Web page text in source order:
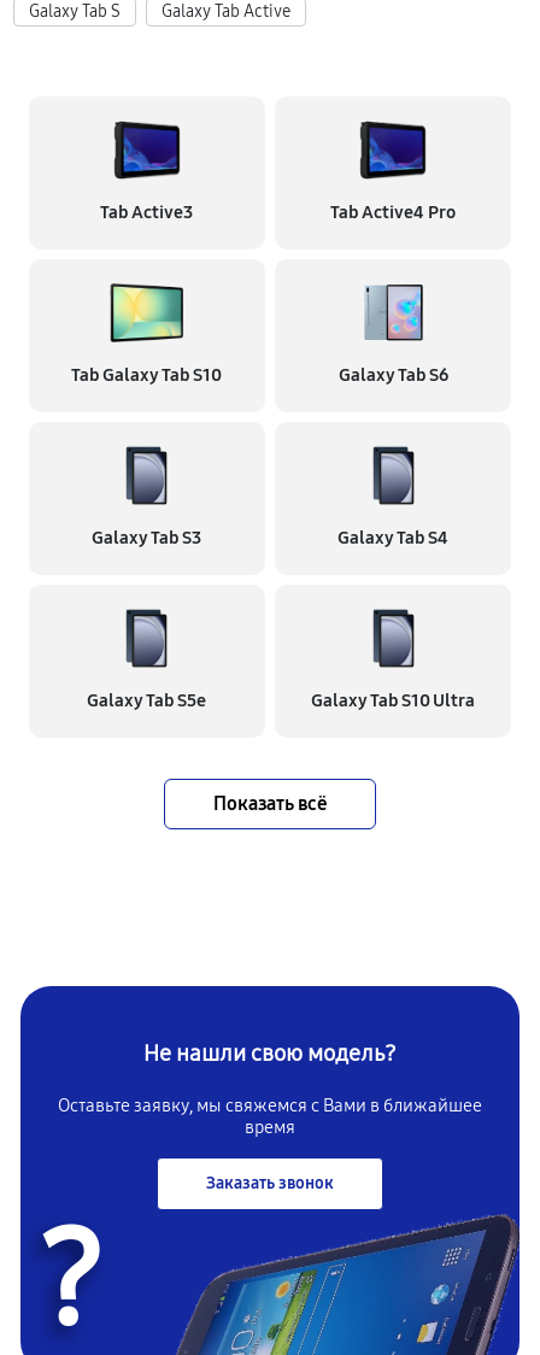
Galaxy Tab S Galaxy Tab Active
Tab Active3 Tab Active4 Pro
Tab Galaxy Tab S10 Galaxy Tab S6
Galaxy Tab S3 Galaxy Tab S4
Galaxy Tab S5e Galaxy Tab S10 Ultra
Показать всё
Не нашли свою модель?
Оставьте заявку, мы свяжемся с Вами в ближайшее
время
Заказать звонок
?